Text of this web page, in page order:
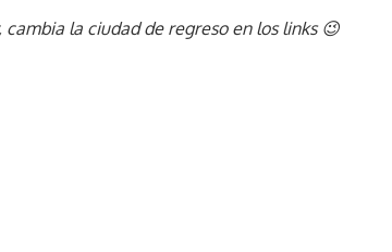
la ciudad de regreso en los links 😉